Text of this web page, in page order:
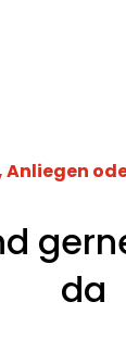
Anliegen
da